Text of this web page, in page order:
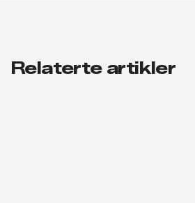
Relaterte artikler